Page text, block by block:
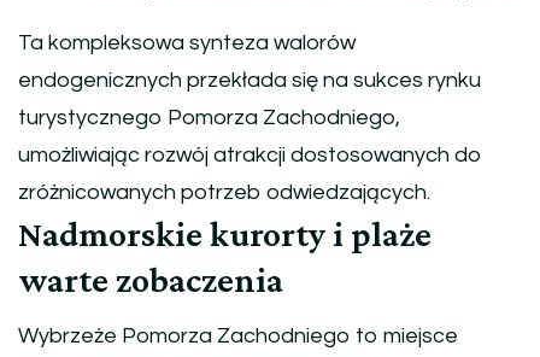
Ta kompleksowa synteza walorów
endogenicznych przekłada się na sukces rynku
turystycznego Pomorza Zachodniego,
umożliwiając rozwój atrakcji dostosowanych do
zróżnicowanych potrzeb odwiedzających.
Nadmorskie kurorty i plaże
warte zobaczenia
Wybrzeże Pomorza Zachodniego to miejsce